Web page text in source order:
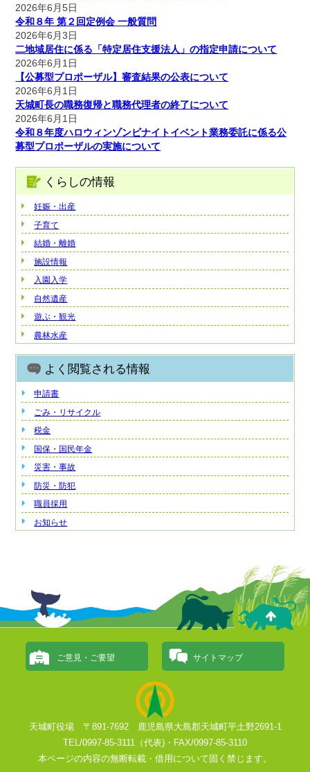
2026年6月5日
令和８年 第２回定例会 一般質問
2026年6月3日
二地域居住に係る「特定居住支援法人」の指定申請について
2026年6月1日
【公募型プロポーザル】審査結果の公表について
2026年6月1日
天城町長の職務復帰と職務代理者の終了について
2026年6月1日
令和８年度ハロウィンゾンビナイトイベント業務委託に係る公
募型プロポーザルの実施について
くらしの情報
妊娠・出産
子育て
結婚・離婚
施設情報
入園入学
自然遺産
遊ぶ・観光
農林水産
よく閲覧される情報
申請書
ごみ・リサイクル
税金
国保・国民年金
災害・事故
防災・防犯
職員採用
お知らせ
ご意見・ご要望 サイトマップ
天城町役場 〒891-7692 鹿児島県大島郡天城町平土野2691-1
TEL/0997-85-3111（代表)・FAX/0997-85-3110
本ページの内容の無断転載・借用について固く禁じます。